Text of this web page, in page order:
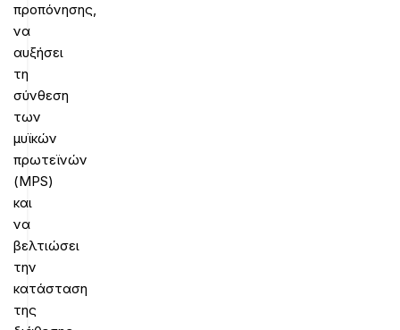
προπόνησης,
να
αυξήσει
τη
σύνθεση
των
μυϊκών
πρωτεϊνών
(MPS)
και
να
βελτιώσει
την
κατάσταση
της